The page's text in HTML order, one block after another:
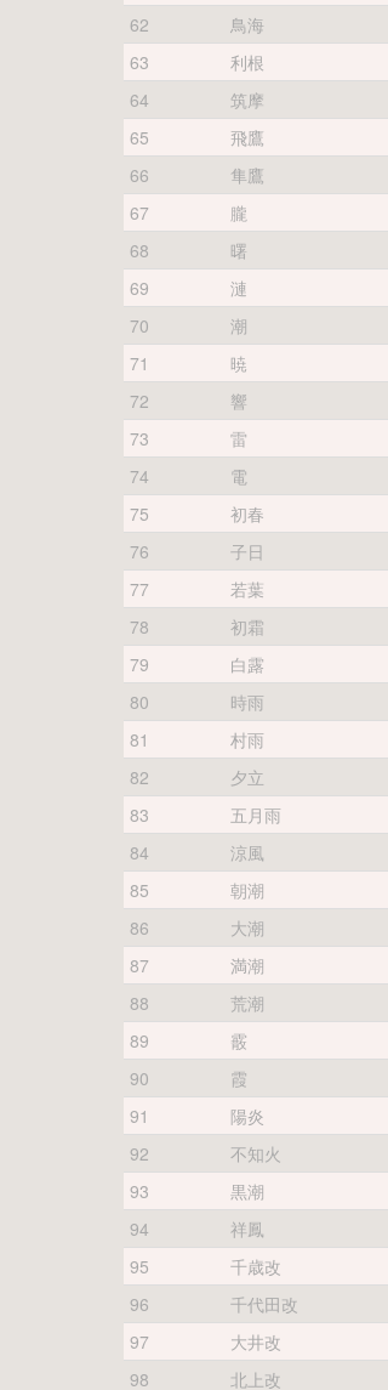
62
鳥海
63
利根
64
筑摩
65
飛鷹
66
隼鷹
67
朧
68
曙
69
漣
70
潮
71
暁
72
響
73
雷
74
電
75
初春
76
子日
77
若葉
78
初霜
79
白露
80
時雨
81
村雨
82
夕立
83
五月雨
84
涼風
85
朝潮
86
大潮
87
満潮
88
荒潮
89
霰
90
霞
91
陽炎
92
不知火
93
黒潮
94
祥鳳
95
千歳改
96
千代田改
97
大井改
98
北上改